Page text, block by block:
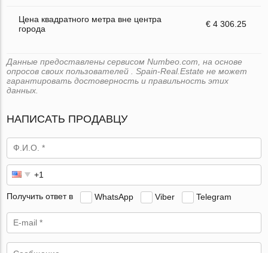
Цена квадратного метра вне центра
города
€ 4 306.25
Данные предоставлены сервисом Numbeo.com, на основе
опросов своих пользователей . Spain-Real.Estate не может
гарантировать достоверность и правильность этих
данных.
НАПИСАТЬ ПРОДАВЦУ
Получить ответ в WhatsApp Viber Telegram